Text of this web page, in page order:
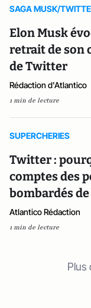
SAGA MUSK/
Elon Musk
retrait de son
de Twitter
Rédaction d'Atlantico
1 min de lecture
SUPERCHERIES
Twitter :
comptes des
bombardés
Atlantico Rédaction
1 min de lecture
Plus